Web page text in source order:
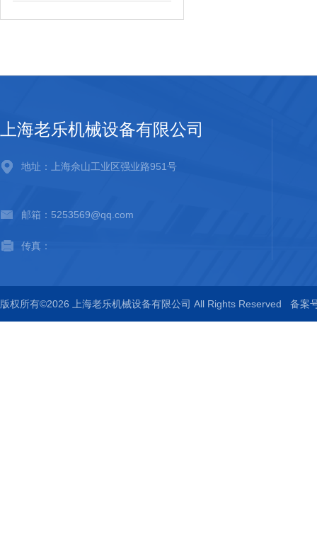
上海老乐机械设备有限公司
地址：上海佘山工业区强业路951号
邮箱：5253569@qq.com
传真：
版权所有©2026 上海老乐机械设备有限公司 All Rights Reserved 备案